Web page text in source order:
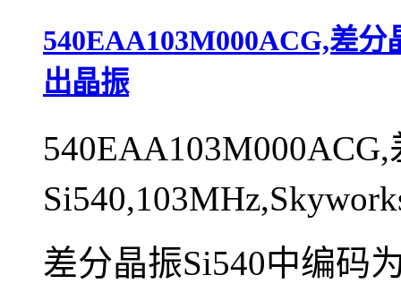
540EAA103M000ACG,差
出晶振
差分晶振Si540中编码